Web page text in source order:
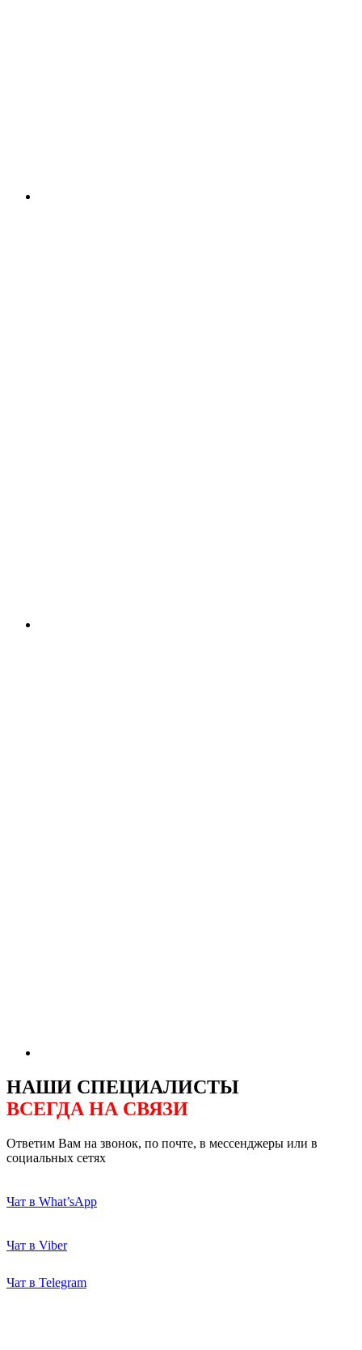
НАШИ СПЕЦИАЛИСТЫ
ВСЕГДА НА СВЯЗИ
Ответим Вам на звонок, по почте, в мессенджеры или в
социальных сетях
Чат в What’sApp
Чат в Viber
Чат в Telegram